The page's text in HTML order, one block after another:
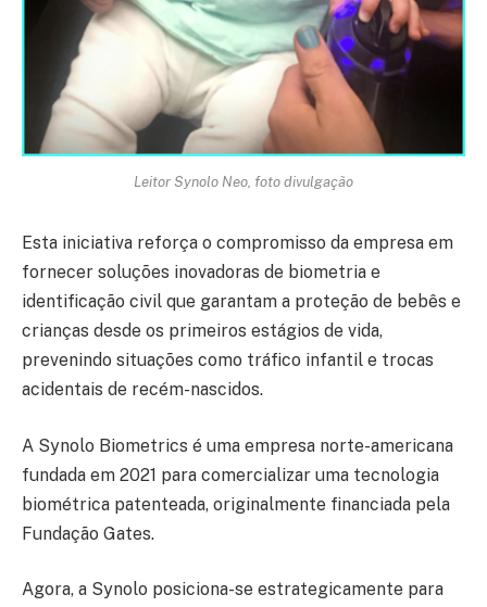
Leitor Synolo Neo, foto divulgação
Esta iniciativa reforça o compromisso da empresa em
fornecer soluções inovadoras de biometria e
identificação civil que garantam a proteção de bebês e
crianças desde os primeiros estágios de vida,
prevenindo situações como tráfico infantil e trocas
acidentais de recém-nascidos.
A Synolo Biometrics é uma empresa norte-americana
fundada em 2021 para comercializar uma tecnologia
biométrica patenteada, originalmente financiada pela
Fundação Gates.
Agora, a Synolo posiciona-se estrategicamente para